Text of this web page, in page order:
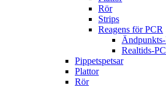
Rör
Strips
Reagens för PCR
Realtids-
Pippetspetsar
Plattor
Rör